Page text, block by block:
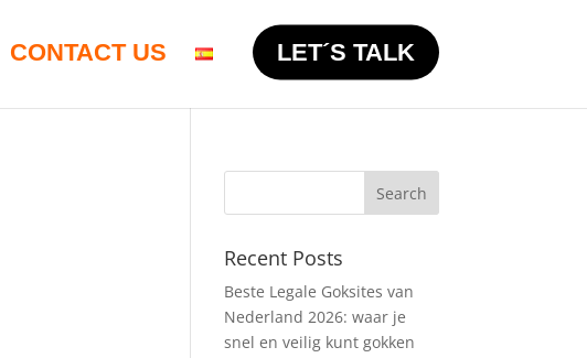
CONTACT US LET´S TALK
Recent Posts
Beste Legale Goksites van
Nederland 2026: waar je
snel en veilig kunt gokken